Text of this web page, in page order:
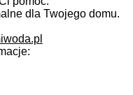
dla Twojego domu.